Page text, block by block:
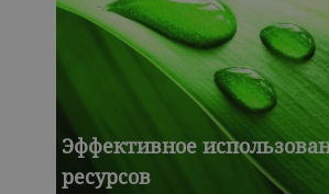
Эффективное
ресурсов